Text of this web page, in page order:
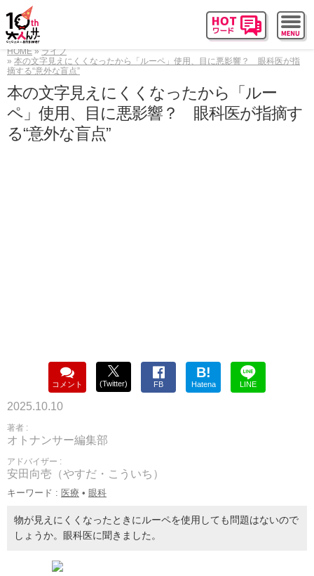
HOME
ライフ
本の文字見えにくくなったから「ルーペ」使用、目に悪影響？ 眼科医が指
摘する“意外な盲点”
本の文字見えにくくなったから「ルー
ペ」使用、目に悪影響？ 眼科医が指摘す
る“意外な盲点”
コメント (Twitter) FB
B!
Hatena LINE
2025.10.10
著者 :
オトナンサー編集部
アドバイザー :
安田向壱（やすだ・こういち）
キーワード : 医療 • 眼科
物が見えにくくなったときにルーペを使用しても問題はないので
しょうか。眼科医に聞きました。